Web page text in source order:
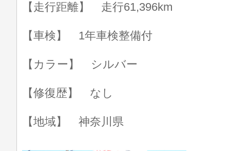
【走行距離】 走行61,396km
【車検】 1年車検整備付
【カラー】 シルバー
【修復歴】 なし
【地域】 神奈川県